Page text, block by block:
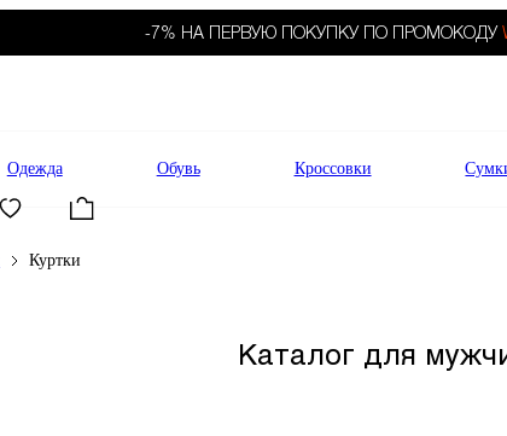
-7% НА ПЕРВУЮ ПОКУПКУ ПО ПРОМОКОДУ
Одежда Обувь Кроссовки
Куртки
Каталог для